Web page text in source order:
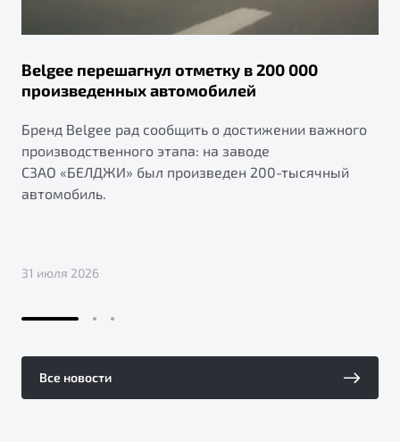
Belgee перешагнул отметку в 200 000
произведенных автомобилей
Бренд Belgee рад сообщить о достижении важного
производственного этапа: на заводе
СЗАО «БЕЛДЖИ» был произведен 200-тысячный
автомобиль.
31 июля 2026
Все новости